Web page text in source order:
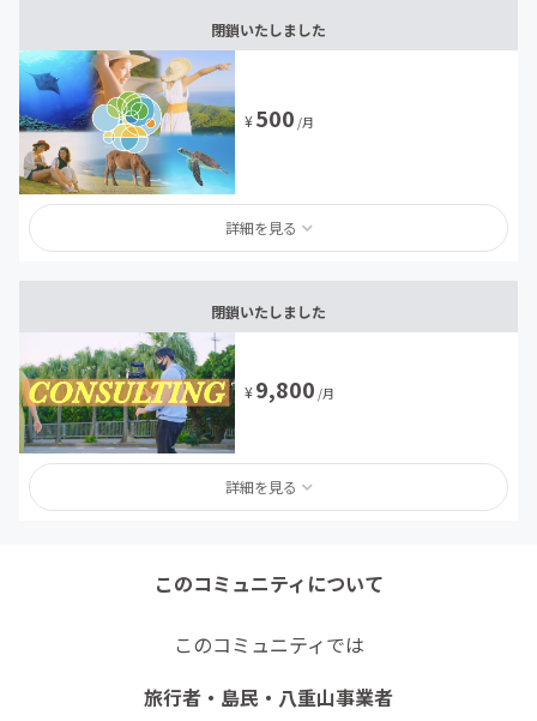
閉鎖いたしました
¥500 /月
詳細を見る
閉鎖いたしました
¥9,800 /月
詳細を見る
このコミュニティについて
このコミュニティでは
旅行者・島民・八重山事業者